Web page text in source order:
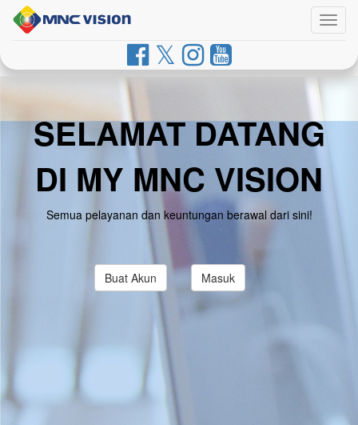
SELAMAT DATANG
DI MY MNC VISION
Semua pelayanan dan keuntungan berawal dari sini!
Buat Akun Masuk